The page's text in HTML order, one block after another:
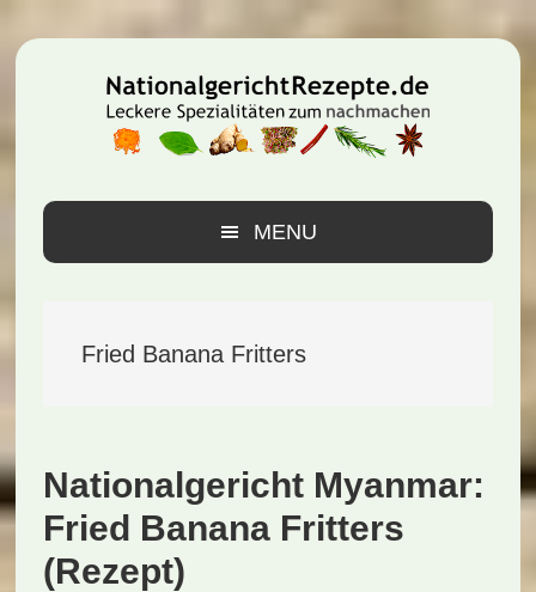
Hauptnavigation
Inhalt
Seitenspalte
MENU
Fried Banana Fritters
Nationalgericht Myanmar:
Fried Banana Fritters
(Rezept)